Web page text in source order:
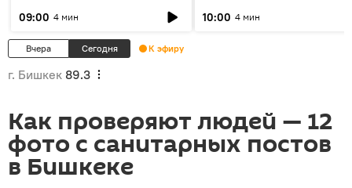
09:00 4 мин
10:00 4 мин
Вчера Сегодня К эфиру
г. Бишкек 89.3
Как проверяют людей — 12
фото с санитарных постов
в Бишкеке